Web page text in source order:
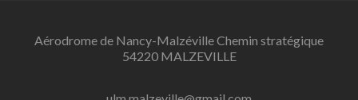
Aérodrome de Nancy-Malzéville Chemin stratégique
54220 MALZEVILLE